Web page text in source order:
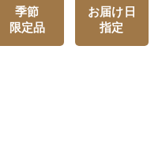
季節
限定品
お届け日
指定